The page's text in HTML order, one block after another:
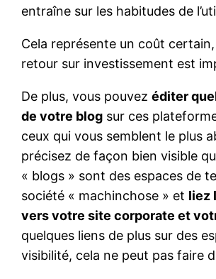
entraîne sur les habitudes de
Cela représente un coût
retour sur investissement est
De plus, vous pouvezéditer
de votre blog sur ces
ceux qui vous semblent le plus
précisez de façon bien visible
« blogs » sont des espaces de
société « machinchose » et liez
vers votre site corporate et
quelques liens de plus sur des
visibilité, cela ne peut pas faire